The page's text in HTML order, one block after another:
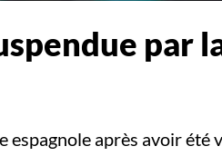
par
espagnole après avoir été